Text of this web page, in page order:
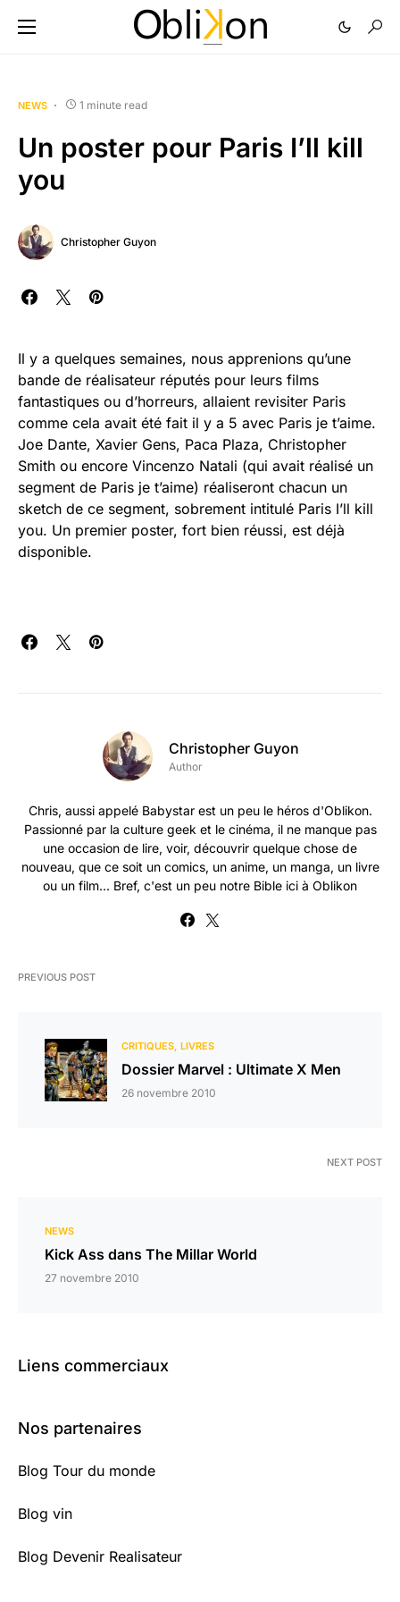
NEWS 1 minute read
Un poster pour Paris I’ll kill
you
Christopher Guyon
Il y a quelques semaines, nous apprenions qu’une
bande de réalisateur réputés pour leurs films
fantastiques ou d’horreurs, allaient revisiter Paris
comme cela avait été fait il y a 5 avec Paris je t’aime.
Joe Dante, Xavier Gens, Paca Plaza, Christopher
Smith ou encore Vincenzo Natali (qui avait réalisé un
segment de Paris je t’aime) réaliseront chacun un
sketch de ce segment, sobrement intitulé Paris I’ll kill
you. Un premier poster, fort bien réussi, est déjà
disponible.
Christopher Guyon
Author
Chris, aussi appelé Babystar est un peu le héros d'Oblikon.
Passionné par la culture geek et le cinéma, il ne manque pas
une occasion de lire, voir, découvrir quelque chose de
nouveau, que ce soit un comics, un anime, un manga, un livre
ou un film... Bref, c'est un peu notre Bible ici à Oblikon
PREVIOUS POST
CRITIQUES LIVRES
Dossier Marvel : Ultimate X Men
26 novembre 2010
NEXT POST
NEWS
Kick Ass dans The Millar World
27 novembre 2010
Liens commerciaux
Nos partenaires
Blog Tour du monde
Blog vin
Blog Devenir Realisateur